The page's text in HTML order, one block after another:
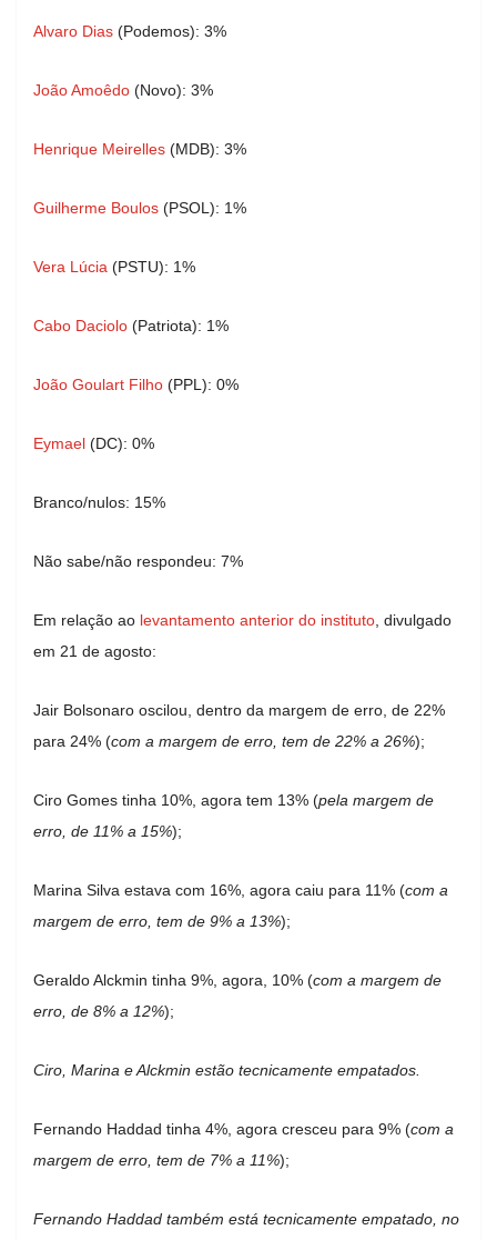
Alvaro Dias (Podemos): 3%
João Amoêdo (Novo): 3%
Henrique Meirelles (MDB): 3%
Guilherme Boulos (PSOL): 1%
Vera Lúcia (PSTU): 1%
Cabo Daciolo (Patriota): 1%
João Goulart Filho (PPL): 0%
Eymael (DC): 0%
Branco/nulos: 15%
Não sabe/não respondeu: 7%
Em relação ao levantamento anterior do instituto , divulgado
em 21 de agosto:
Jair Bolsonaro oscilou, dentro da margem de erro, de 22%
para 24% (com a margem de erro, tem de 22% a 26%);
Ciro Gomes tinha 10%, agora tem 13% (pela margem de
erro, de 11% a 15%);
Marina Silva estava com 16%, agora caiu para 11% (com a
margem de erro, tem de 9% a 13%);
Geraldo Alckmin tinha 9%, agora, 10% (com a margem de
erro, de 8% a 12%);
Ciro, Marina e Alckmin estão tecnicamente empatados.
Fernando Haddad tinha 4%, agora cresceu para 9% (com a
margem de erro, tem de 7% a 11%);
Fernando Haddad também está tecnicamente empatado, no